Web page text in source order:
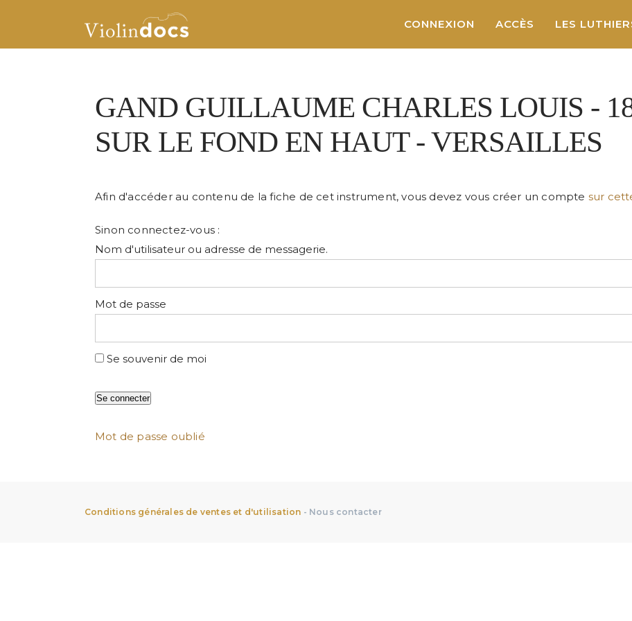
CONNEXION ACCÈS LES
GAND GUILLAUME CHARLES LOUIS -
SUR LE FOND EN HAUT- VERSAILLES
Afin d'accéder au contenu de la fiche de cet instrument, vous devez vous créer un compte sur
Sinon connectez-vous :
Nom d'utilisateur ou adresse de messagerie.
Mot de passe
Se souvenir de moi
Mot de passe oublié
Conditions générales de ventes et d'utilisation - Nous contacter